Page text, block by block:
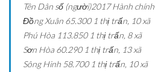
Tên Dân số (người)2017 Hành chính
Đồng Xuân 65.300 1 thị trấn, 10 xã
Phú Hòa 113.850 1 thị trấn, 8 xã
Sơn Hòa 60.290 1 thị trấn, 13 xã
Sông Hinh 58.700 1 thị trấn, 10 xã